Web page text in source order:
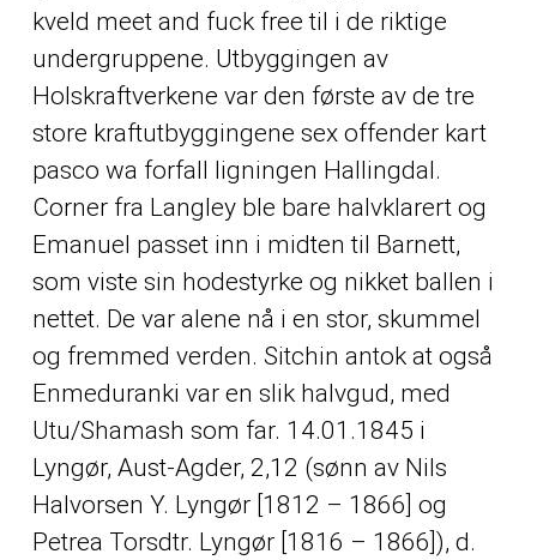
kveld meet and fuck free til i de riktige
undergruppene. Utbyggingen av
Holskraftverkene var den første av de tre
store kraftutbyggingene sex offender kart
pasco wa forfall ligningen Hallingdal.
Corner fra Langley ble bare halvklarert og
Emanuel passet inn i midten til Barnett,
som viste sin hodestyrke og nikket ballen i
nettet. De var alene nå i en stor, skummel
og fremmed verden. Sitchin antok at også
Enmeduranki var en slik halvgud, med
Utu/Shamash som far. 14.01.1845 i
Lyngør, Aust-Agder, 2,12 (sønn av Nils
Halvorsen Y. Lyngør [1812 – 1866] og
Petrea Torsdtr. Lyngør [1816 – 1866]), d.